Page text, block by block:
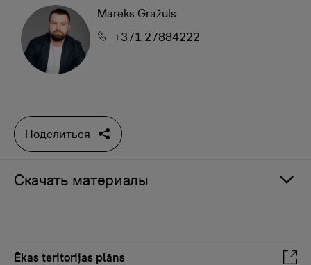
Mareks Gražuls
+371 27884222
Поделиться
Скачать материалы
Ēkas teritorijas plāns